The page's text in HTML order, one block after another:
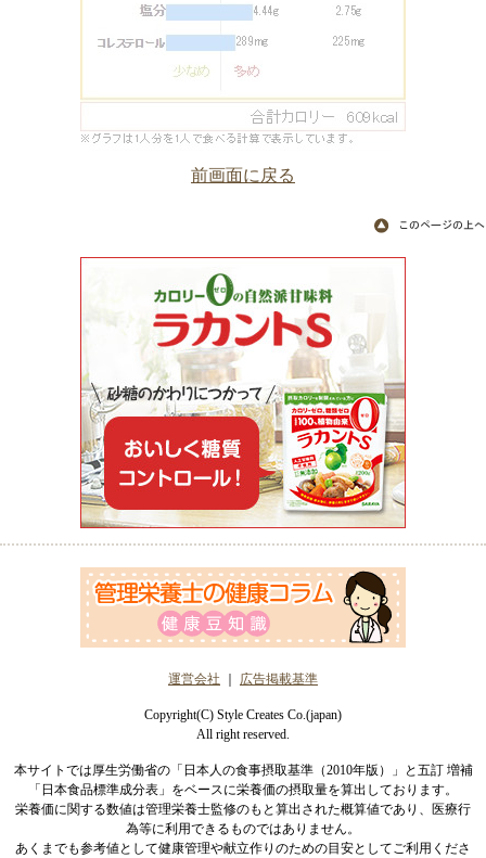
前画面に戻る
運営会社 広告掲載基準
Copyright(C) Style Creates Co.(japan)
All right reserved.
本サイトでは厚生労働省の「日本人の食事摂取基準（2010年版）」と五訂 増補
「日本食品標準成分表」をベースに栄養価の摂取量を算出しております。
栄養価に関する数値は管理栄養士監修のもと算出された概算値であり、医療行
為等に利用できるものではありません。
あくまでも参考値として健康管理や献立作りのための目安としてご利用くださ